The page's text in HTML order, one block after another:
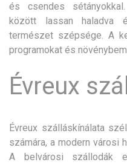
és csendes
között lassan haladva
természet szépsége. A
programokat és
Évreux
Évreux szálláskínálata
számára, a modern városi
A belvárosi szállodák